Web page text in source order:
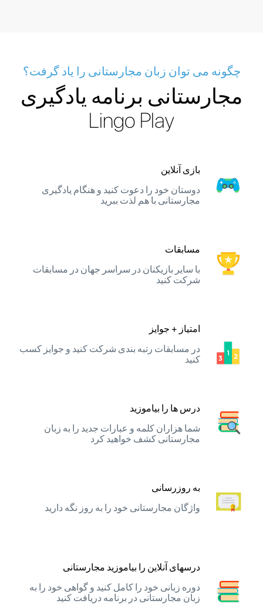
چگونه می توان زبان مجارستانی را یاد گرفت؟
مجارستانی برنامه یادگیری
Lingo Play
بازی آنلاین
دوستان خود را دعوت کنید و هنگام یادگیری
مجارستانی با هم لذت ببرید
مسابقات
با سایر بازیکنان در سراسر جهان در مسابقات
شرکت کنید
امتیاز + جوایز
در مسابقات رتبه بندی شرکت کنید و جوایز کسب
کنید
درس ها را بیاموزید
شما هزاران کلمه و عبارات جدید را به زبان
مجارستانی کشف خواهید کرد
به روزرسانی
واژگان مجارستانی خود را به روز نگه دارید
درسهای آنلاین را بیاموزید مجارستانی
دوره زبانی خود را کامل کنید و گواهی خود را به
زبان مجارستانی در برنامه دریافت کنید